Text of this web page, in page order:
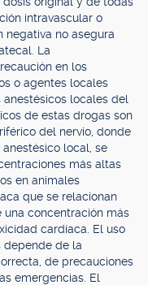
intravascular o
negativa no asegura
La
en los
o agentes locales
locales del
de estas drogas son
del nervio, donde
local, se
más altas
en animales
que se relacionan
una concentración más
cardíaca. El uso
depende de la
de precauciones
emergencias. El